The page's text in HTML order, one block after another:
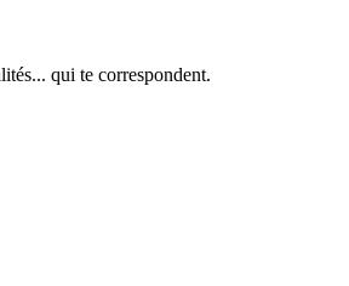
qui te correspondent.